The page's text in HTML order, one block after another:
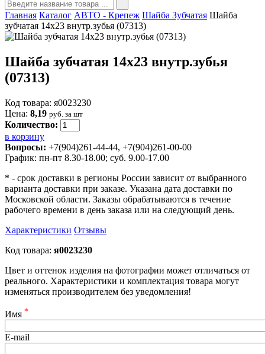
Главная Каталог АВТО - Крепеж Шайба Зубчатая Шайба
зубчатая 14х23 внутр.зубья (07313)
Шайба зубчатая 14х23 внутр.зубья
(07313)
Код товара: я0023230
Цена: 8,19 руб. за шт
Количество:
в корзину
Вопросы: +7(904)261-44-44, +7(904)261-00-00
График: пн-пт 8.30-18.00; суб. 9.00-17.00
* - срок доставки в регионы России зависит от выбранного
варианта доставки при заказе. Указана дата доставки по
Московской области. Заказы обрабатываются в течение
рабочего времени в день заказа или на следующий день.
Характеристики Отзывы
Код товара: я0023230
Цвет и оттенок изделия на фотографии может отличаться от
реального. Характеристики и комплектация товара могут
изменяться производителем без уведомления!
Имя *
E-mail